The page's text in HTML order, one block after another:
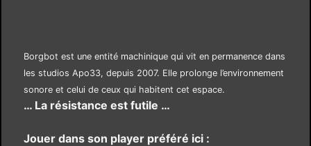
Borgbot est une entité machinique qui vit en permanence dans
les studios Apo33, depuis 2007. Elle prolonge l’environnement
sonore et celui de ceux qui habitent cet espace.
… La résistance est futile …
Jouer dans son player préféré ici :